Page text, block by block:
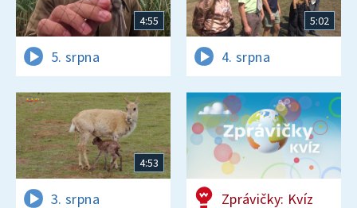
4:55
5. srpna
5:02
4. srpna
4:53
3. srpna Zprávičky: Kvíz